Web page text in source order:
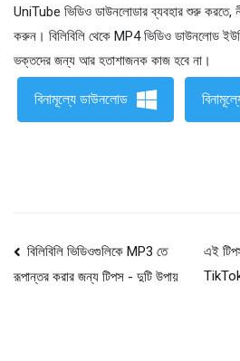
UniTube ভিডিও ডাউনলোডার ব্যবহার শুরু করতে,
করুন। বিলিবিলি থেকে MP4 ভিডিও ডাউনলোড
ভক্তদের জন্য আর হতাশাজনক কাজ হবে না।
বিনামূল্যে ডাউনলোড
পোস্ট
নেভিগেশন
বিলিবিলি ভিডিওগুলিকে MP3 তে
রূপান্তর করার জন্য টিপস - দুটি উপায়
এই